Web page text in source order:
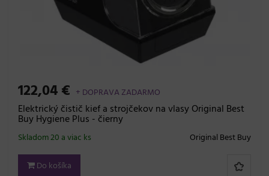
122,04 € + DOPRAVA ZADARMO
Elektrický čistič kief a strojčekov na vlasy Original Best
Buy Hygiene Plus - čierny
Original Best Buy
Skladom 20 a viac ks
Do košíka